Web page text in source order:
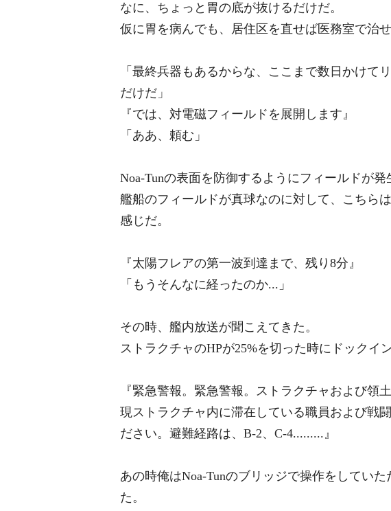
なに、ちょっと胃の底が抜けるだけだ。
仮に胃を病んでも、居住区を直せば医務室で治せ
「最終兵器もあるからな、ここまで数日かけて
だけだ」
『では、対電磁フィールドを展開します』
「ああ、頼む」
Noa-Tunの表面を防御するようにフィールドが発
艦船のフィールドが真球なのに対して、こちら
感じだ。
『太陽フレアの第一波到達まで、残り8分』
「もうそんなに経ったのか...」
その時、艦内放送が聞こえてきた。
ストラクチャのHPが25%を切った時にドックイ
『緊急警報。緊急警報。ストラクチャおよび領
現ストラクチャ内に滞在している職員および戦
ださい。避難経路は、B-2、C-4.........』
あの時俺はNoa-Tunのブリッジで操作をしてい
た。